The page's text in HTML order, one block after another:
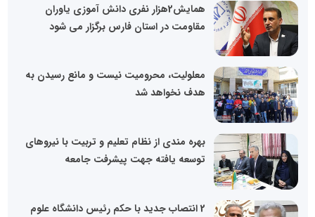
همایش2هزار نفری دانش آموزی یاوران
مقاومت در استان فارس برگزار می شود
معلولیت، محرومیت نیست و مانع رسیدن به
هدف نخواهد شد
بهره مندی از نظام تعلیم و تربیت با نیروهای
توسعه یافته جهت پیشرفت جامعه
2 انتصاب جدید با حکم رئیس دانشگاه علوم